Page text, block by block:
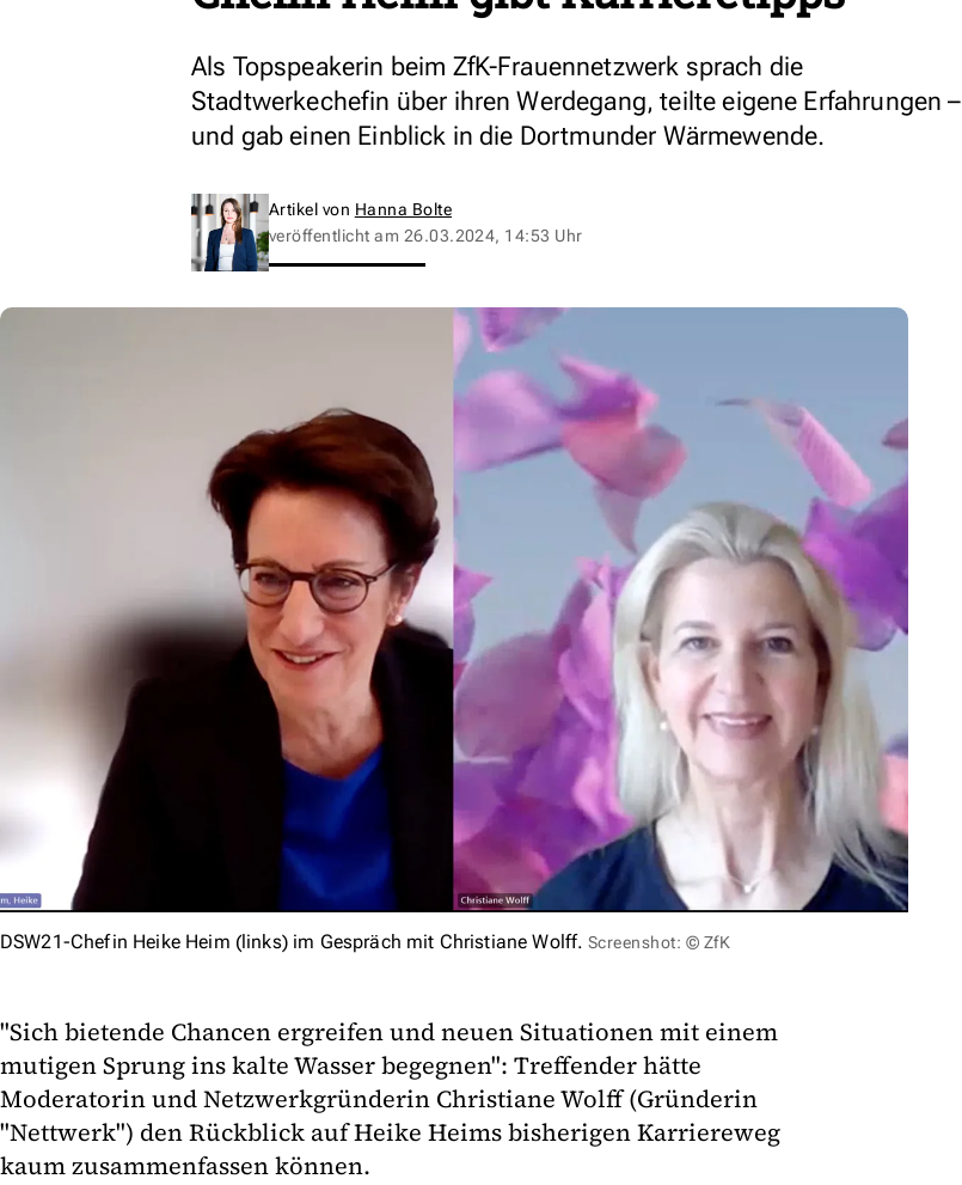
Als Topspeakerin beim ZfK-Frauennetzwerk sprach die
Stadtwerkechefin über ihren Werdegang, teilte eigene Erfahrungen –
und gab einen Einblick in die Dortmunder Wärmewende.
Artikel von Hanna Bolte
veröffentlicht am 26.03.2024, 14:53 Uhr
DSW21-Chefin Heike Heim (links) im Gespräch mit Christiane Wolff. Screenshot: © ZfK
"Sich bietende Chancen ergreifen und neuen Situationen mit einem
mutigen Sprung ins kalte Wasser begegnen": Treffender hätte
Moderatorin und Netzwerkgründerin Christiane Wolff (Gründerin
"Nettwerk") den Rückblick auf Heike Heims bisherigen Karriereweg
kaum zusammenfassen können.